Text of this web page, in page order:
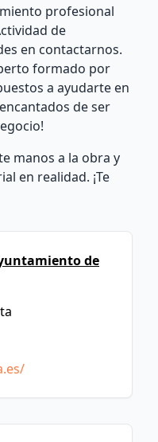
profesional
de
en contactarnos.
formado por
a ayudarte en
de ser
manos a la obra y
en realidad. ¡Te
de